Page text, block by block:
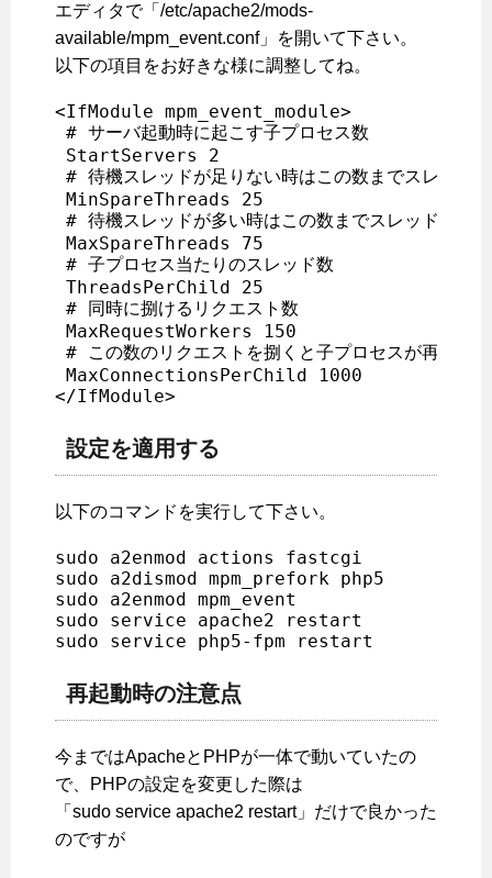
エディタで「/etc/apache2/mods-
available/mpm_event.conf」を開いて下さい。
以下の項目をお好きな様に調整してね。
<IfModule mpm_event_module>
# サーバ起動時に起こす子プロセス数
StartServers 2
# 待機スレッドが足りない時はこの数までスレッド
MinSpareThreads 25
# 待機スレッドが多い時はこの数までスレッドを減
MaxSpareThreads 75
# 子プロセス当たりのスレッド数
ThreadsPerChild 25
# 同時に捌けるリクエスト数
MaxRequestWorkers 150
# この数のリクエストを捌くと子プロセスが再起動
MaxConnectionsPerChild 1000
設定を適用する
以下のコマンドを実行して下さい。
sudo a2enmod actions fastcgi
sudo a2dismod mpm_prefork php5
sudo a2enmod mpm_event
sudo service apache2 restart
再起動時の注意点
今まではApacheとPHPが一体で動いていたの
で、PHPの設定を変更した際は
「sudo service apache2 restart」だけで良かった
のですが